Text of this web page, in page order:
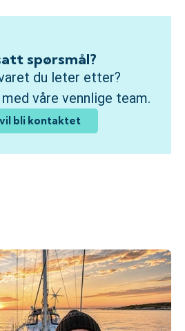
spørsmål?
du leter etter?
våre vennlige team.
vil bli kontaktet